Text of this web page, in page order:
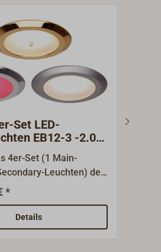
Set LED-
EB12-3 -2.0
4er-Set (1 Main-
Leuchten) der
LED Einbau-
EB12-3 mit der
Version EB12-3-
bieten
*
Details